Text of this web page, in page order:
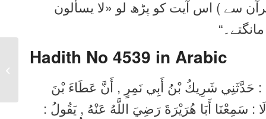
سے ) اس آیت کو پڑھ لو «لا يسألون
Hadith No 4539 in Arabic
: حَدَّثَنِي شَرِيكُ بْنُ أَبِي نَمِرٍ , أَنَّ عَطَاءَ بْنَ
: سَمِعْنَا أَبَا هُرَيْرَةَ رَضِيَ اللَّهُ عَنْهُ , يَقُولُ :
Sahih Bukhari Hadith